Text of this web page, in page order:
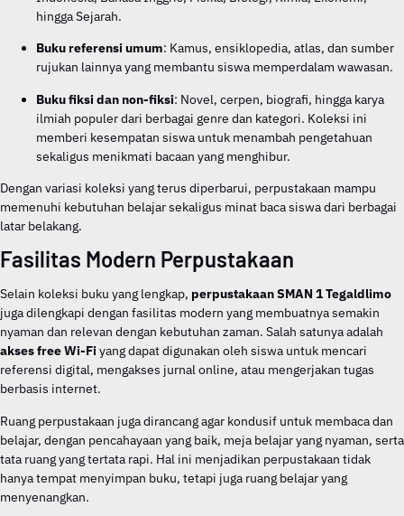
hingga Sejarah.
Buku referensi umum: Kamus, ensiklopedia, atlas, dan sumber
rujukan lainnya yang membantu siswa memperdalam wawasan.
Buku fiksi dan non-fiksi: Novel, cerpen, biografi, hingga karya
ilmiah populer dari berbagai genre dan kategori. Koleksi ini
memberi kesempatan siswa untuk menambah pengetahuan
sekaligus menikmati bacaan yang menghibur.
Dengan variasi koleksi yang terus diperbarui, perpustakaan mampu
memenuhi kebutuhan belajar sekaligus minat baca siswa dari berbagai
latar belakang.
Fasilitas Modern Perpustakaan
Selain koleksi buku yang lengkap, perpustakaan SMAN 1 Tegaldlimo
juga dilengkapi dengan fasilitas modern yang membuatnya semakin
nyaman dan relevan dengan kebutuhan zaman. Salah satunya adalah
akses free Wi-Fiyang dapat digunakan oleh siswa untuk mencari
referensi digital, mengakses jurnal online, atau mengerjakan tugas
berbasis internet.
Ruang perpustakaan juga dirancang agar kondusif untuk membaca dan
belajar, dengan pencahayaan yang baik, meja belajar yang nyaman, serta
tata ruang yang tertata rapi. Hal ini menjadikan perpustakaan tidak
hanya tempat menyimpan buku, tetapi juga ruang belajar yang
menyenangkan.